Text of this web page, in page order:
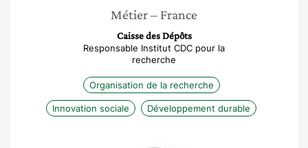
Métier– France
Caisse des Dépôts
Responsable Institut CDC pour la
recherche
Organisation de la recherche
Innovation sociale Développement durable